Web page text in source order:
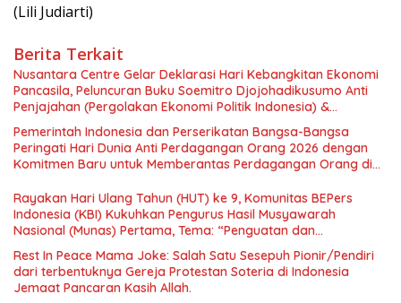
(Lili Judiarti)
Berita Terkait
Nusantara Centre Gelar Deklarasi Hari Kebangkitan Ekonomi
Pancasila, Peluncuran Buku Soemitro Djojohadikusumo Anti
Penjajahan (Pergolakan Ekonomi Politik Indonesia) &
Simposium Nasional “Urgensi Undang-Undang Perekonomian
Nasional dan Kesejahteraan Sosial dalam Menata Bangsa
Menuju Indonesia Emas 2045”,
Pemerintah Indonesia dan Perserikatan Bangsa-Bangsa
Peringati Hari Dunia Anti Perdagangan Orang 2026 dengan
Komitmen Baru untuk Memberantas Perdagangan Orang di
Rayakan Hari Ulang Tahun (HUT) ke 9, Komunitas BEPers
Indonesia (KBI) Kukuhkan Pengurus Hasil Musyawarah
Nasional (Munas) Pertama, Tema: “Penguatan dan
Pengembangan Organisasi KBI yang Berbasis Riset di seluruh
Indonesia dan Mancanegara”.
Rest In Peace Mama Joke: Salah Satu Sesepuh Pionir/Pendiri
dari terbentuknya Gereja Protestan Soteria di Indonesia
Jemaat Pancaran Kasih Allah.